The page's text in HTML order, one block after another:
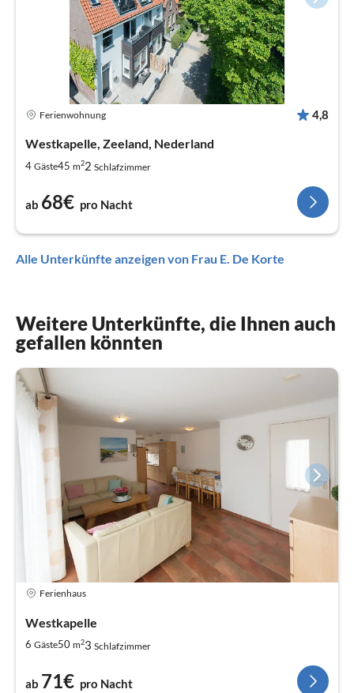
Ferienwohnung 4,8
Westkapelle, Zeeland, Nederland
4 Gäste45 m22 Schlafzimmer
ab 68€ pro Nacht
Alle Unterkünfte anzeigen von Frau E. De Korte
Weitere Unterkünfte, die Ihnen auch
gefallen könnten
Ferienhaus
Westkapelle
6 Gäste50 m23 Schlafzimmer
ab 71€ pro Nacht